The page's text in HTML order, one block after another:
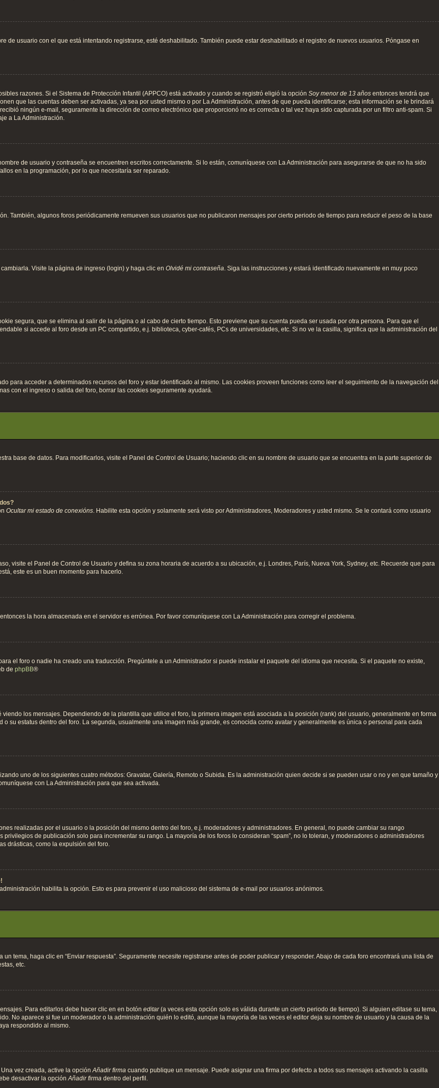
de usuario con el que está intentando registrarse, esté deshabilitado. También puede estar deshabilitado el registro de nuevos usuarios. Póngase en
razones. Si el Sistema de Protección Infantil (APPCO) está activado y cuando se registró eligió la opción Soy menor de 13 años entonces tendrá que
que las cuentas deben ser activadas, ya sea por usted mismo o por La Administración, antes de que pueda identificarse; esta información se le brindará
ningún e-mail, seguramente la dirección de correo electrónico que proporcionó no es correcta o tal vez haya sido capturada por un filtro anti-spam. Si
a La Administración.
de usuario y contraseña se encuentren escritos correctamente. Si lo están, comuníquese con La Administración para asegurarse de que no ha sido
en la programación, por lo que necesitaría ser reparado.
También, algunos foros periódicamente remueven sus usuarios que no publicaron mensajes por cierto periodo de tiempo para reducir el peso de la base
Visite la página de ingreso (login) y haga clic en Olvidé mi contraseña . Siga las instrucciones y estará identificado nuevamente en muy poco
segura, que se elimina al salir de la página o al cabo de cierto tiempo. Esto previene que su cuenta pueda ser usada por otra persona. Para que el
si accede al foro desde un PC compartido, e.j. biblioteca, cyber-cafés, PCs de universidades, etc. Si no ve la casilla, significa que la administración del
para acceder a determinados recursos del foro y estar identificado al mismo. Las cookies proveen funciones como leer el seguimiento de la navegación del
con el ingreso o salida del foro, borrar las cookies seguramente ayudará.
base de datos. Para modificarlos, visite el Panel de Control de Usuario; haciendo clic en su nombre de usuario que se encuentra en la parte superior de
Ocultar mi estado de conexións . Habilite esta opción y solamente será visto por Administradores, Moderadores y usted mismo. Se le contará como usuario
visite el Panel de Control de Usuario y defina su zona horaria de acuerdo a su ubicación, e.j. Londres, París, Nueva York, Sydney, etc. Recuerde que para
este es un buen momento para hacerlo.
la hora almacenada en el servidor es errónea. Por favor comuníquese con La Administración para corregir el problema.
el foro o nadie ha creado una traducción. Pregúntele a un Administrador si puede instalar el paquete del idioma que necesita. Si el paquete no existe,
de phpBB®
los mensajes. Dependiendo de la plantilla que utilice el foro, la primera imagen está asociada a la posición (rank) del usuario, generalmente en forma
su estatus dentro del foro. La segunda, usualmente una imagen más grande, es conocida como avatar y generalmente es única o personal para cada
uno de los siguientes cuatro métodos: Gravatar, Galería, Remoto o Subida. Es la administración quien decide si se pueden usar o no y en que tamaño y
con La Administración para que sea activada.
realizadas por el usuario o la posición del mismo dentro del foro, e.j. moderadores y administradores. En general, no puede cambiar su rango
de publicación solo para incrementar su rango. La mayoría de los foros lo consideran “spam”, no lo toleran, y moderadores o administradores
drásticas, como la expulsión del foro.
habilita la opción. Esto es para prevenir el uso malicioso del sistema de e-mail por usuarios anónimos.
tema, haga clic en “Enviar respuesta”. Seguramente necesite registrarse antes de poder publicar y responder. Abajo de cada foro encontrará una lista de
etc.
Para editarlos debe hacer clic en en botón editar(a veces esta opción solo es válida durante un cierto periodo de tiempo). Si alguien editase su tema,
No aparece si fue un moderador o la administración quién lo editó, aunque la mayoría de las veces el editor deja su nombre de usuario y la causa de la
respondido al mismo.
vez creada, active la opción Añadir firma cuando publique un mensaje. Puede asignar una firma por defecto a todos sus mensajes activando la casilla
desactivar la opción Añadir firma dentro del perfil.